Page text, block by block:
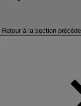
Retour à la section